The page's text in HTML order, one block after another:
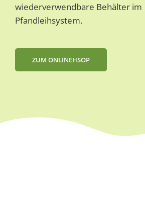
wiederverwendbare Behälter im
Pfandleihsystem.
ZUM ONLINEHSOP